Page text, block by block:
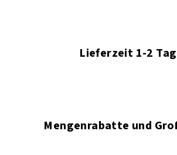
Lieferzeit 1-2
Mengenrabatte und